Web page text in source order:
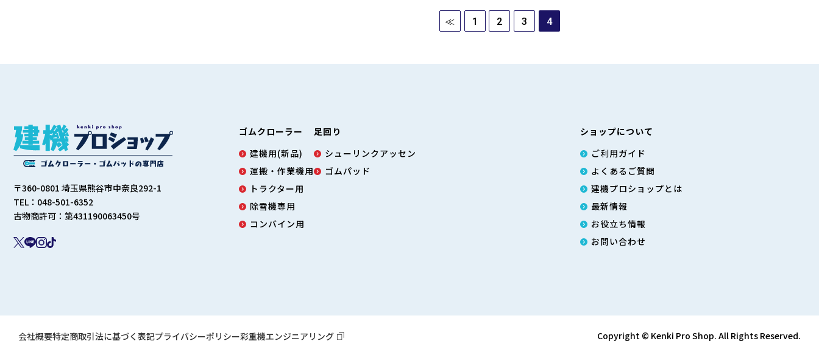
≪ 1 2 3 4
〒360-0801 埼玉県熊谷市中奈良292-1
TEL：048-501-6352
古物商許可：第431190063450号
ゴムクローラー
建機用(新品)
運搬・作業機用
トラクター用
除雪機専用
コンバイン用
足回り
シューリンクアッセン
ゴムパッド
ショップについて
ご利用ガイド
よくあるご質問
建機プロショップとは
最新情報
お役立ち情報
お問い合わせ
会社概要特定商取引法に基づく表記プライバシーポリシー彩重機エンジニアリング Copyright © Kenki Pro Shop. All Rights Reserved.